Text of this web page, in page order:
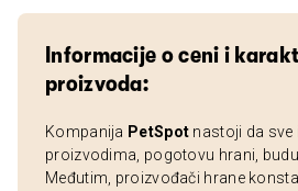
Informacije o ceni i
proizvoda:
Kompanija PetSpot nastoji da
proizvodima, pogotovu hrani,
Međutim, proizvođači hrane